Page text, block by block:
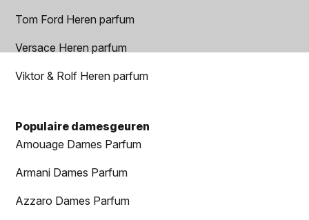
Tom Ford Heren parfum
Versace Heren parfum
Viktor & Rolf Heren parfum
Populaire damesgeuren
Amouage Dames Parfum
Armani Dames Parfum
Azzaro Dames Parfum